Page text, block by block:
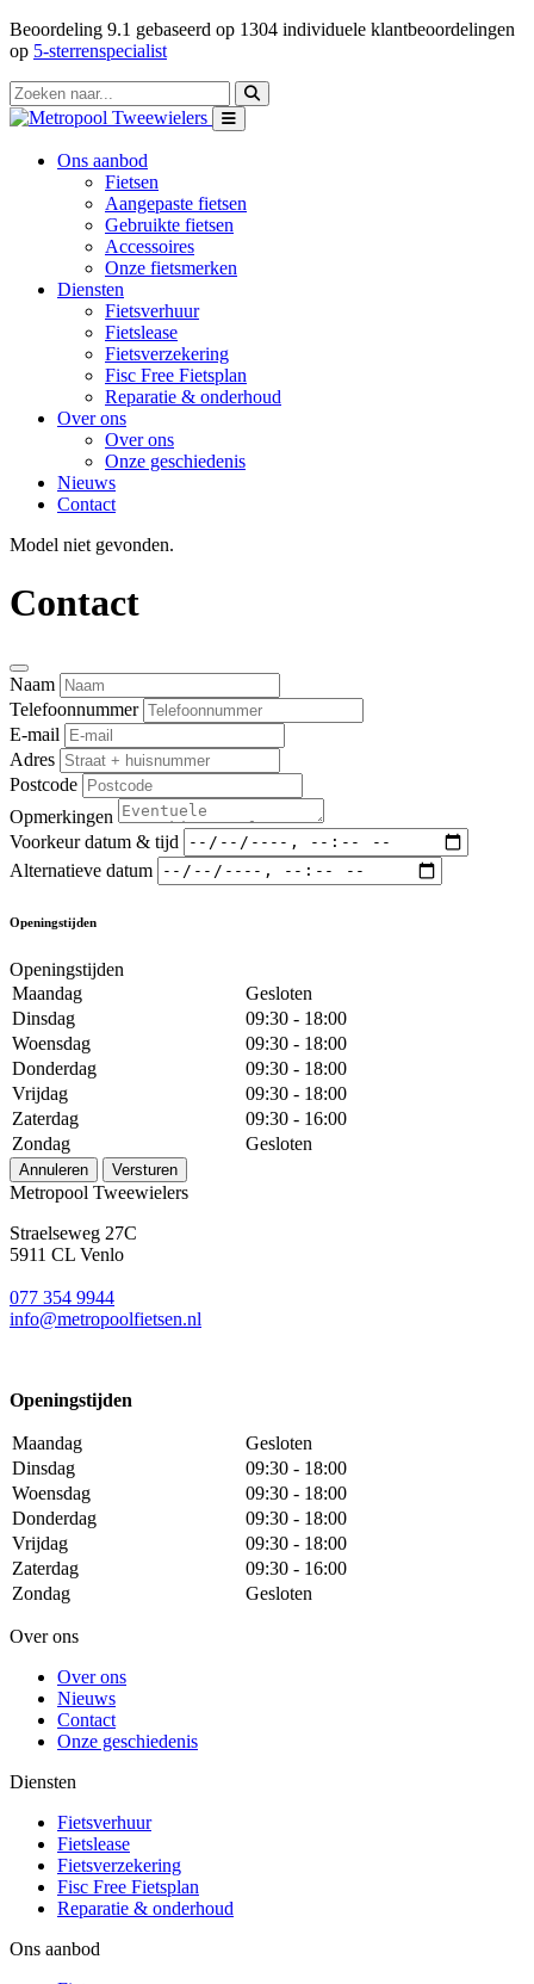
Beoordeling 9.1 gebaseerd op 1304 individuele klantbeoordelingen
op 5-sterrenspecialist
Ons aanbod
Fietsen
Aangepaste fietsen
Gebruikte fietsen
Accessoires
Onze fietsmerken
Diensten
Fietsverhuur
Fietslease
Fietsverzekering
Fisc Free Fietsplan
Reparatie & onderhoud
Over ons
Over ons
Onze geschiedenis
Nieuws
Contact
Model niet gevonden.
Contact
Naam
Telefoonnummer
E-mail
Adres
Postcode
Opmerkingen
Voorkeur datum & tijd
Alternatieve datum
Openingstijden
Openingstijden
Maandag
Gesloten
Dinsdag
09:30 - 18:00
Woensdag
09:30 - 18:00
Donderdag
09:30 - 18:00
Vrijdag
09:30 - 18:00
Zaterdag
09:30 - 16:00
Zondag
Gesloten
Annuleren Versturen
Metropool Tweewielers
Straelseweg 27C
5911 CL Venlo
077 354 9944
info@metropoolfietsen.nl
Openingstijden
Maandag
Gesloten
Dinsdag
09:30 - 18:00
Woensdag
09:30 - 18:00
Donderdag
09:30 - 18:00
Vrijdag
09:30 - 18:00
Zaterdag
09:30 - 16:00
Zondag
Gesloten
Over ons
Over ons
Nieuws
Contact
Onze geschiedenis
Diensten
Fietsverhuur
Fietslease
Fietsverzekering
Fisc Free Fietsplan
Reparatie & onderhoud
Ons aanbod